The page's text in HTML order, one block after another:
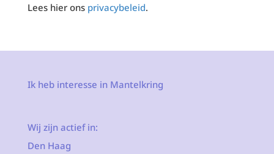
Lees hier ons privacybeleid.
Ik heb interesse in Mantelkring
Wij zijn actief in:
Den Haag